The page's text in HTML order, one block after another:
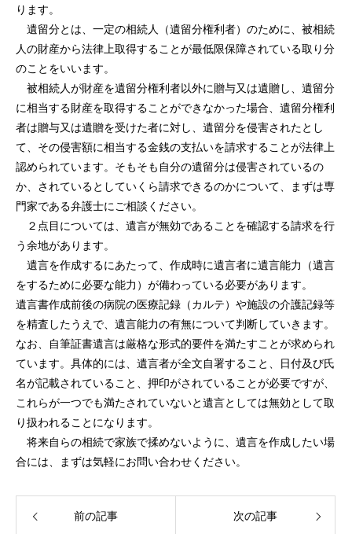
ります。
遺留分とは、一定の相続人（遺留分権利者）のために、被相続
人の財産から法律上取得することが最低限保障されている取り分
のことをいいます。
被相続人が財産を遺留分権利者以外に贈与又は遺贈し、遺留分
に相当する財産を取得することができなかった場合、遺留分権利
者は贈与又は遺贈を受けた者に対し、遺留分を侵害されたとし
て、その侵害額に相当する金銭の支払いを請求することが法律上
認められています。そもそも自分の遺留分は侵害されているの
か、されているとしていくら請求できるのかについて、まずは専
門家である弁護士にご相談ください。
２点目については、遺言が無効であることを確認する請求を行
う余地があります。
遺言を作成するにあたって、作成時に遺言者に遺言能力（遺言
をするために必要な能力）が備わっている必要があります。
遺言書作成前後の病院の医療記録（カルテ）や施設の介護記録等
を精査したうえで、遺言能力の有無について判断していきます。
なお、自筆証書遺言は厳格な形式的要件を満たすことが求められ
ています。具体的には、遺言者が全文自署すること、日付及び氏
名が記載されていること、押印がされていることが必要ですが、
これらが一つでも満たされていないと遺言としては無効として取
り扱われることになります。
将来自らの相続で家族で揉めないように、遺言を作成したい場
合には、まずは気軽にお問い合わせください。
前の記事 次の記事